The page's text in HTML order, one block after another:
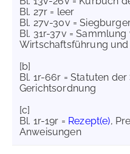
Bl. 27r = leer
Bl. 27v-30v =
Bl. 31r-37v =
Wirtschaftsführung und
[b]
Bl. 1r-66r = Statuten
Gerichtsordnung
[c]
Bl. 1r-19r = Rezept(e),
Anweisungen